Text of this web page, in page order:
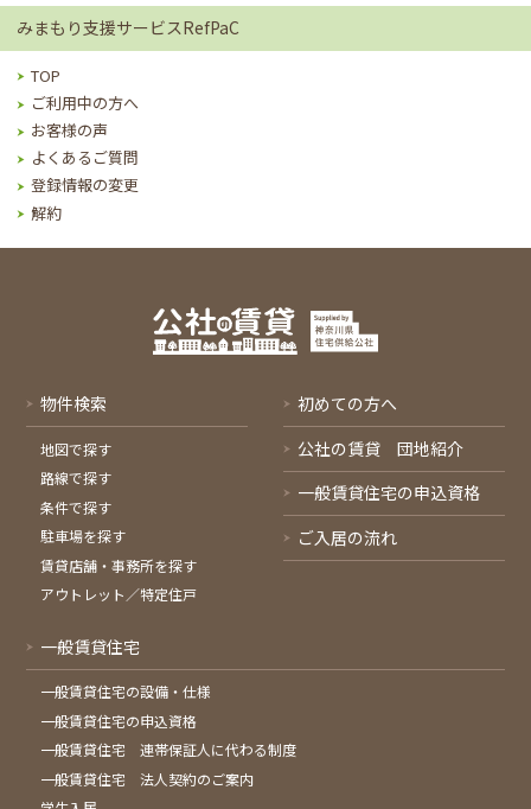
みまもり支援サービスRefPaC
TOP
ご利用中の方へ
お客様の声
よくあるご質問
登録情報の変更
解約
物件検索
地図で探す
路線で探す
条件で探す
駐車場を探す
賃貸店舗・事務所を探す
アウトレット／特定住戸
初めての方へ
公社の賃貸 団地紹介
一般賃貸住宅の申込資格
ご入居の流れ
一般賃貸住宅
一般賃貸住宅の設備・仕様
一般賃貸住宅の申込資格
一般賃貸住宅 連帯保証人に代わる制度
一般賃貸住宅 法人契約のご案内